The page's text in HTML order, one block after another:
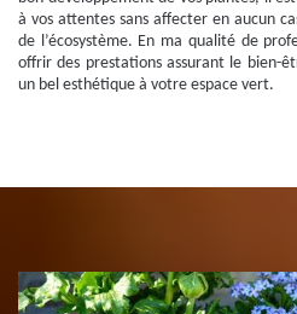
à vos attentes sans affecter en aucun
de l’écosystème. En ma qualité de
offrir des prestations assurant le bien-
un bel esthétique à votre espace vert.